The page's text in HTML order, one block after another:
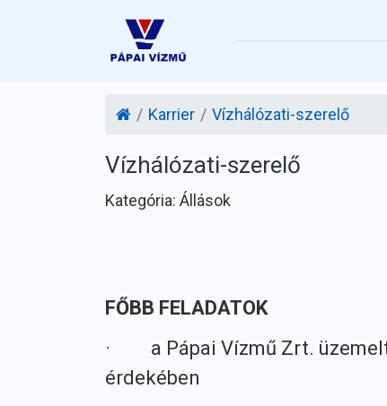
Karrier Vízhálózati-szerelő
Vízhálózati-szerelő
Kategória: Állások
FŐBB FELADATOK
· a Pápai Vízmű Zrt.
érdekében